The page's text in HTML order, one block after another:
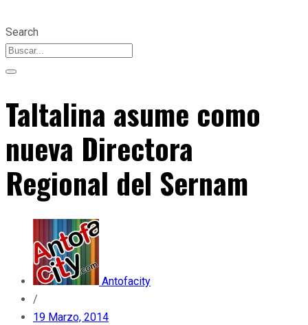
Search
Taltalina asume como
nueva Directora
Regional del Sernam
Antofacity
/
19 Marzo, 2014